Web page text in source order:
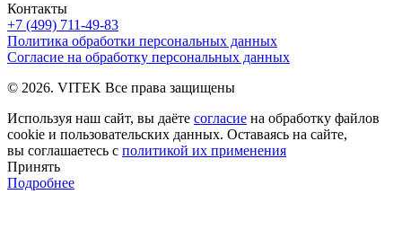
Контакты
+7 (499) 711-49-83
Политика обработки персональных данных
Согласие на обработку персональных данных
© 2026. VITEK Все права защищены
Используя наш сайт, вы даёте согласие на обработку файлов
cookie и пользовательских данных. Оставаясь на сайте,
вы соглашаетесь с политикой их применения
Принять
Подробнее